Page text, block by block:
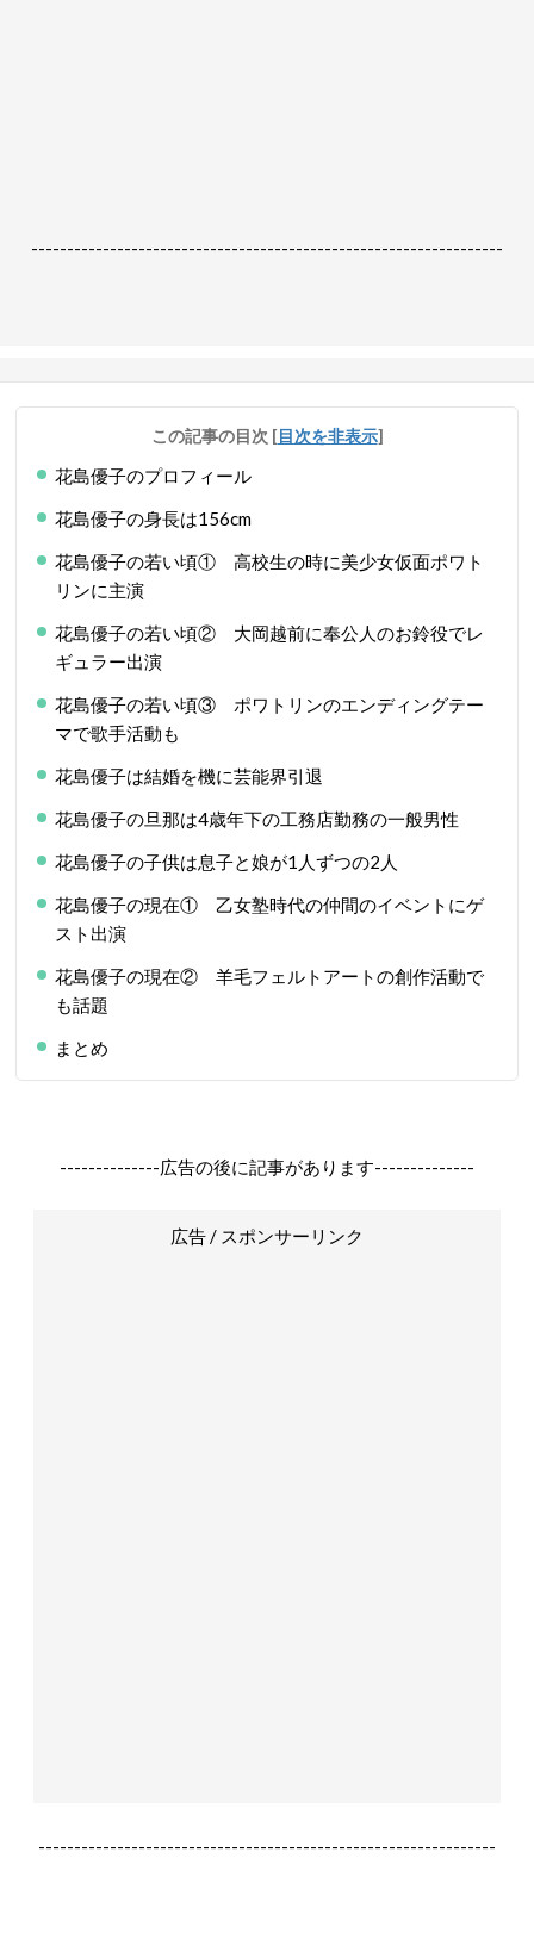
------------------------------------------------------------------
この記事の目次 [目次を非表示]
花島優子のプロフィール
花島優子の身長は156cm
花島優子の若い頃① 高校生の時に美少女仮面ポワト
リンに主演
花島優子の若い頃② 大岡越前に奉公人のお鈴役でレ
ギュラー出演
花島優子の若い頃③ ポワトリンのエンディングテー
マで歌手活動も
花島優子は結婚を機に芸能界引退
花島優子の旦那は4歳年下の工務店勤務の一般男性
花島優子の子供は息子と娘が1人ずつの2人
花島優子の現在① 乙女塾時代の仲間のイベントにゲ
スト出演
花島優子の現在② 羊毛フェルトアートの創作活動で
も話題
まとめ
--------------広告の後に記事があります--------------
広告 / スポンサーリンク
----------------------------------------------------------------